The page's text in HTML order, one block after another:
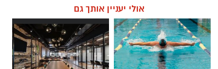
תגים:מד״א, שחר ברן
אולי יעניין אותך גם